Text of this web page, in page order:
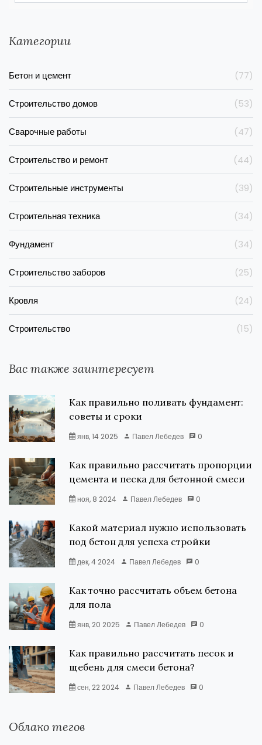
Категории
Бетон и цемент (77)
Строительство домов (53)
Сварочные работы (47)
Строительство и ремонт (44)
Строительные инструменты (39)
Строительная техника (34)
Фундамент (34)
Строительство заборов (25)
Кровля (24)
Строительство (15)
Вас также заинтересует
Как правильно поливать фундамент:
советы и сроки
янв, 14 2025 Павел Лебедев 0
Как правильно рассчитать пропорции
цемента и песка для бетонной смеси
ноя, 8 2024 Павел Лебедев 0
Какой материал нужно использовать
под бетон для успеха стройки
дек, 4 2024 Павел Лебедев 0
Как точно рассчитать объем бетона
для пола
янв, 20 2025 Павел Лебедев 0
Как правильно рассчитать песок и
щебень для смеси бетона?
сен, 22 2024 Павел Лебедев 0
Облако тегов